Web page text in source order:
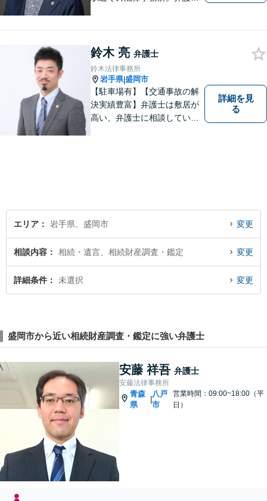
専門用語は避け、依頼者様が
理解しやすい対応を心がけて
います。【土日祝・時間外対
応可】
鈴木 亮 弁護士
鈴木法律事務所
岩手県|盛岡市
【駐車場有】【交通事故の解
決実績豊富】弁護士は敷居が
高い、弁護士に相談していい
詳細を見
る
エリア 岩手県、盛岡市 変更
相談内容 相続・遺言、相続財産調査・鑑定 変更
詳細条件 未選択 変更
盛岡市から近い相続財産調査・鑑定に強い弁護士
安藤 祥吾 弁護士
安藤法律事務所
青森
県
|
八戸
市
営業時間：09:00~18:00（平
日）